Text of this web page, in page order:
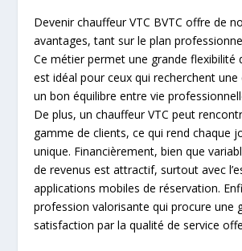
Devenir chauffeur VTC BVTC offre de
avantages, tant sur le plan
Ce métier permet une grande flexibilité
est idéal pour ceux qui recherchent
un bon équilibre entre vie
De plus, un chauffeur VTC peut
gamme de clients, ce qui rend chaque
unique. Financièrement, bien que
de revenus est attractif, surtout avec
applications mobiles de réservation.
profession valorisante qui procure une
satisfaction par la qualité de service